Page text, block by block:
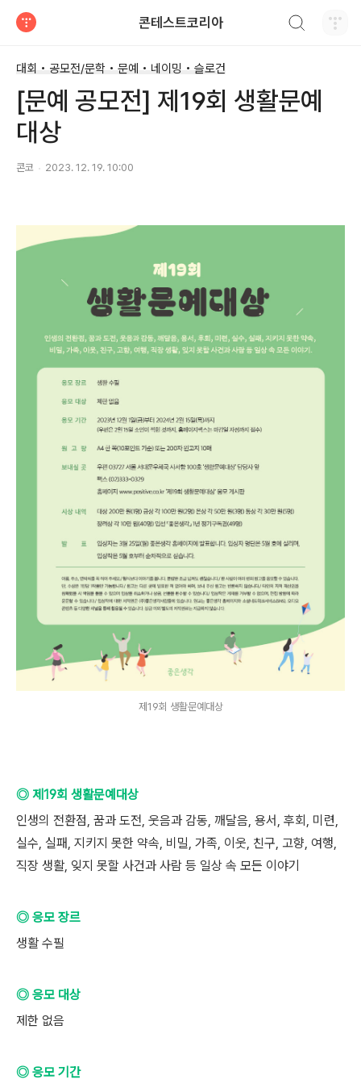
콘테스트코리아
대회 • 공모전/문학 • 문예 • 네이밍 • 슬로건
[문예 공모전] 제19회 생활문예
대상
콘코 2023. 12. 19. 10:00
제19회 생활문예대상
◎ 제19회 생활문예대상
인생의 전환점, 꿈과 도전, 웃음과 감동, 깨달음, 용서, 후회, 미련,
실수, 실패, 지키지 못한 약속, 비밀, 가족, 이웃, 친구, 고향, 여행,
직장 생활, 잊지 못할 사건과 사람 등 일상 속 모든 이야기
◎ 응모 장르
생활 수필
◎ 응모 대상
제한 없음
◎ 응모 기간